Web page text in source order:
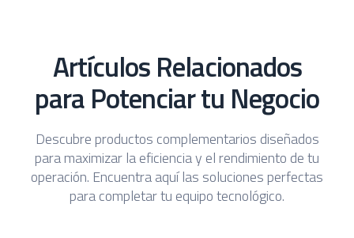
Artículos Relacionados
para Potenciar tu Negocio
Descubre productos complementarios diseñados
para maximizar la eficiencia y el rendimiento de tu
operación. Encuentra aquí las soluciones perfectas
para completar tu equipo tecnológico.